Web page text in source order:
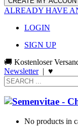
ALREADY HAVE
LOGIN
SIGN UP
🚚 Kostenloser
Newsletter| ♥
No products in